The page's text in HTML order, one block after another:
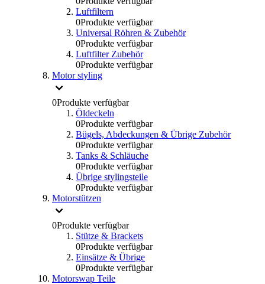
Luftfiltern
0Produkte verfügbar
Universal Röhren & Zubehör
0Produkte verfügbar
Luftfilter Zubehör
0Produkte verfügbar
Motor styling
0Produkte verfügbar
Öldeckeln
0Produkte verfügbar
Bügels, Abdeckungen & Übrige Zubehör
0Produkte verfügbar
Tanks & Schläuche
0Produkte verfügbar
Übrige stylingsteile
0Produkte verfügbar
Motorstützen
0Produkte verfügbar
Stütze & Brackets
0Produkte verfügbar
Einsätze & Übrige
0Produkte verfügbar
Motorswap Teile